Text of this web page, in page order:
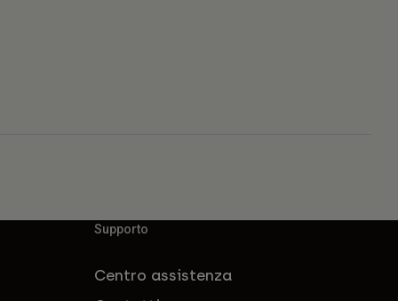
Supporto
Centro assistenza